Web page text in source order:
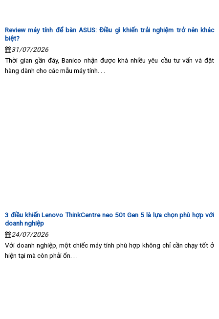
Review máy tính để bàn ASUS: Điều gì khiến trải nghiệm trở nên khác
biệt?
31/07/2026
Thời gian gần đây, Banico nhận được khá nhiều yêu cầu tư vấn và đặt
hàng dành cho các mẫu máy tính. . .
3 điều khiến Lenovo ThinkCentre neo 50t Gen 5 là lựa chọn phù hợp với
doanh nghiệp
24/07/2026
Với doanh nghiệp, một chiếc máy tính phù hợp không chỉ cần chạy tốt ở
hiện tại mà còn phải ổn. . .